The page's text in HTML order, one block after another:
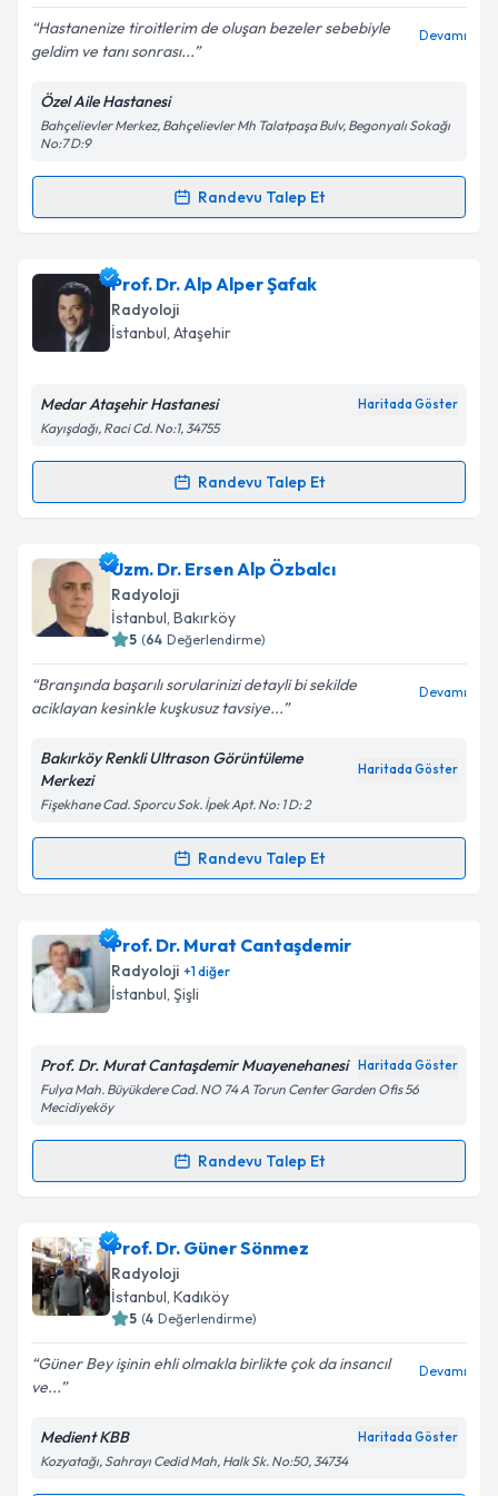
Kişisel verilerimin işlenmesine ilişkin
Metni'ni okudum ve kişisel verilerimin belirtilen
Takvim Talebini Gönder
Hastanenize tiroitlerim de oluşan bezeler sebebiyle
geldim ve tanı sonrası...
Devamı
Özel Aile Hastanesi
Bahçelievler Merkez, Bahçelievler Mh Talatpaşa Bulv, Begonyalı Sokağı
No:7 D:9
Randevu Talep Et
Randevu Takvimi Talebi
Yrd. Doç. Dr. Bünyamin Kahraman
takvimi talebi oluşturun. Size bu uzmandan randevu
almanız için bir takvim hazırlandığında e-posta ile
bilgilendireceğiz.
Kişisel verilerimin işlenmesine ilişkinAydınlatma
kapsamda işlenmesini kabul ediyorum.
Takvim Talebini Gönder
Prof. Dr. Alp Alper Şafak
Radyoloji
İstanbul, Ataşehir
Medar Ataşehir Hastanesi Haritada Göster
Kayışdağı, Raci Cd. No:1, 34755
Randevu Talep Et
Randevu Takvimi Talebi
Prof. Dr. Alp Alper Şafakiçin randevu takvimi talebi
oluşturun. Size bu uzmandan randevu almanız için bir
takvim hazırlandığında e-posta ile bilgilendireceğiz.
Kişisel verilerimin işlenmesine ilişkin
Aydınlatma
kapsamda işlenmesini kabul ediyorum.
Takvim Talebini Gönder
Uzm. Dr. Ersen Alp Özbalcı
Radyoloji
İstanbul, Bakırköy
5 (64 Değerlendirme)
Branşında başarılı sorularinizi detayli bi sekilde
aciklayan kesinkle kuşkusuz tavsiye...
Devamı
Bakırköy Renkli Ultrason Görüntüleme
Merkezi
Haritada Göster
Fişekhane Cad. Sporcu Sok. İpek Apt. No: 1 D: 2
Randevu Talep Et
Randevu Takvimi Talebi
Uzm. Dr. Ersen Alp Özbalcıiçin randevu takvimi
talebi oluşturun. Size bu uzmandan randevu almanız
için bir takvim hazırlandığında e-posta ile
bilgilendireceğiz.
Kişisel verilerimin işlenmesine ilişkin
Metni'ni okudum ve kişisel verilerimin belirtilen
Takvim Talebini Gönder
Prof. Dr. Murat Cantaşdemir
Radyoloji +1diğer
İstanbul, Şişli
Prof. Dr. Murat Cantaşdemir Muayenehanesi Haritada Göster
Fulya Mah. Büyükdere Cad. NO 74 A Torun Center Garden Ofis 56
Mecidiyeköy
Randevu Talep Et
Randevu Takvimi Talebi
Prof. Dr. Murat Cantaşdemiriçin randevu takvimi
talebi oluşturun. Size bu uzmandan randevu almanız
için bir takvim hazırlandığında e-posta ile
bilgilendireceğiz.
E-posta Adresiniz
Kişisel verilerimin işlenmesine ilişkin
Metni'ni okudum ve kişisel verilerimin belirtilen
Prof. Dr. Güner Sönmez
Radyoloji
İstanbul, Kadıköy
5 (4 Değerlendirme)
Güner Bey işinin ehli olmakla birlikte çok da insancıl
ve...
Devamı
Medient KBB Haritada Göster
Kozyatağı, Sahrayı Cedid Mah, Halk Sk. No:50, 34734